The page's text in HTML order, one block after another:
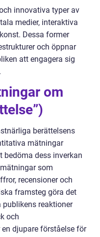
innovativa typer av
medier, interaktiva
Dessa former
och öppnar
att engagera sig
om
berättelsens
mätningar
bedöma dess inverkan
som
recensioner och
framsteg göra det
reaktioner
och
djupare förståelse för